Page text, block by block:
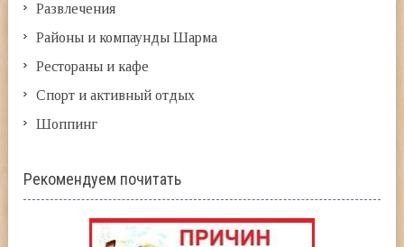
Развлечения
Районы и компаунды Шарма
Рестораны и кафе
Спорт и активный отдых
Шоппинг
Рекомендуем почитать